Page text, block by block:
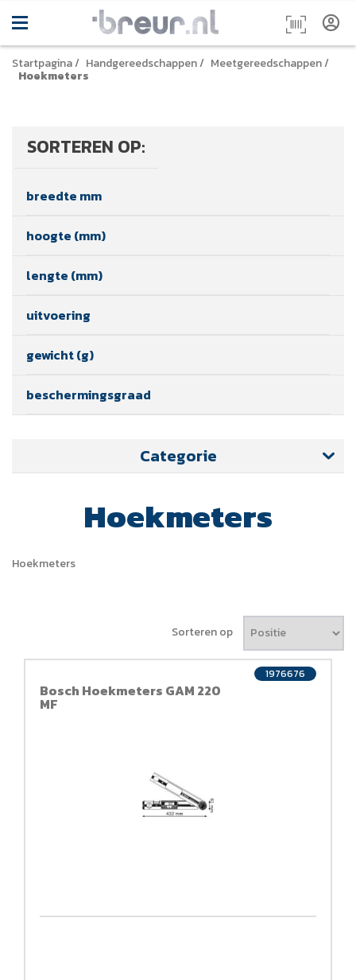
Startpagina/ Handgereedschappen/ Meetgereedschappen/
Hoekmeters
SORTEREN OP:
breedte mm
hoogte (mm)
lengte (mm)
uitvoering
gewicht (g)
beschermingsgraad
Categorie
Hoekmeters
Hoekmeters
Sorteren op
Bosch Hoekmeters GAM 220
MF
1976676